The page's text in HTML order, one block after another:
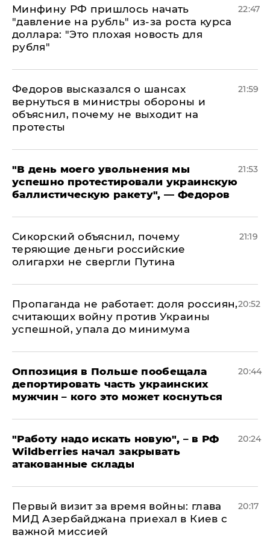
Минфину РФ пришлось начать
"давление на рубль" из-за роста курса
доллара: "Это плохая новость для
рубля"
22:47
Федоров высказался о шансах
вернуться в министры обороны и
объяснил, почему не выходит на
протесты
21:59
​"В день моего увольнения мы
успешно протестировали украинскую
баллистическую ракету", — Федоров
21:53
Сикорский объяснил, почему
теряющие деньги российские
олигархи не свергли Путина
21:19
​Пропаганда не работает: доля россиян,
считающих войну против Украины
успешной, упала до минимума
20:52
Оппозиция в Польше пообещала
депортировать часть украинских
мужчин – кого это может коснуться
20:44
"Работу надо искать новую", – в РФ
Wildberries начал закрывать
атакованные склады
20:24
Первый визит за время войны: глава
МИД Азербайджана приехал в Киев с
важной миссией
20:17